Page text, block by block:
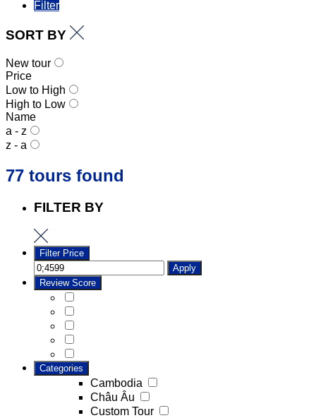
Filter
SORT BY
New tour
Price
Low to High
High to Low
Name
a - z
z - a
77 tours found
FILTER BY
Filter Price
Apply
Review Score
Categories
Cambodia
Châu Âu
Custom Tour